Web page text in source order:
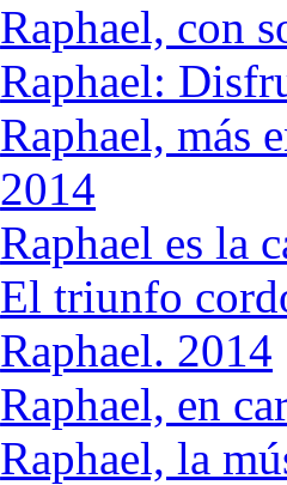
Raphael, con
Raphael:
Raphael, más
2014
Raphael es la
El triunfo
Raphael. 2014
Raphael, en
Raphael, la